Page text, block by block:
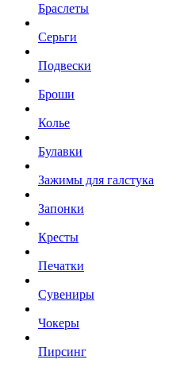
Браслеты
Серьги
Подвески
Броши
Колье
Булавки
Зажимы для галстука
Запонки
Кресты
Печатки
Сувениры
Чокеры
Пирсинг